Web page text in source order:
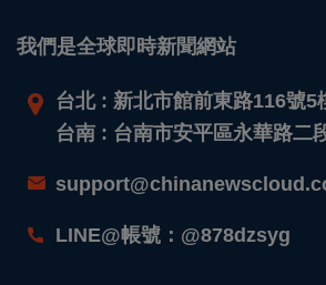
我們是全球即時新聞網站
台北 : 新北市館前東路116號5
台南 : 台南市安平區永華路二
LINE@帳號：@878dzsyg